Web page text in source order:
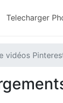
Telecharger
vidéos